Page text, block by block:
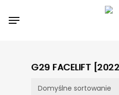
main
Menu
G29 FACELIFT